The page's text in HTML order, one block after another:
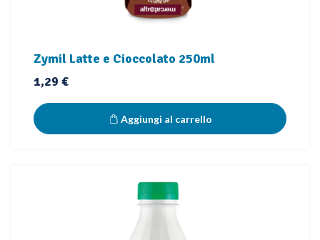
Zymil Latte e Cioccolato 250ml
Prezzo
1,29 €
Aggiungi al carrello